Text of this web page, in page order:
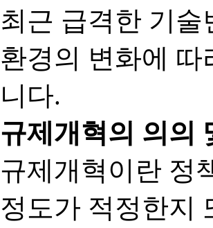
최근 급격한 기
환경의 변화에
니다.
규제개혁의 의의
규제개혁이란 정
정도가 적정한지